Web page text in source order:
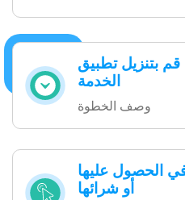
قم بتنزيل تطبيق Hablax لاستخدام
الخدمة
وصف الخطوة
الحصول عليها
أو شرائها